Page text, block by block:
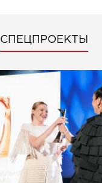
СПЕЦПРОЕКТЫ